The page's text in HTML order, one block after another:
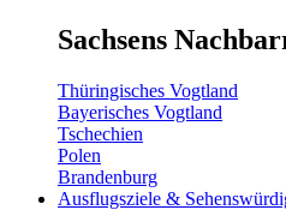
Sachsens
Thüringisches Vogtland
Bayerisches Vogtland
Tschechien
Polen
Brandenburg
Ausflugsziele &